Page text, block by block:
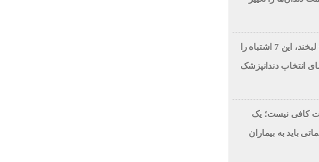
قبل از اصلاح طرح لبخند، این 7 اشتباه را
انتخاب دندانپزشک
کافی نیست؛ یک
باید به بیماران